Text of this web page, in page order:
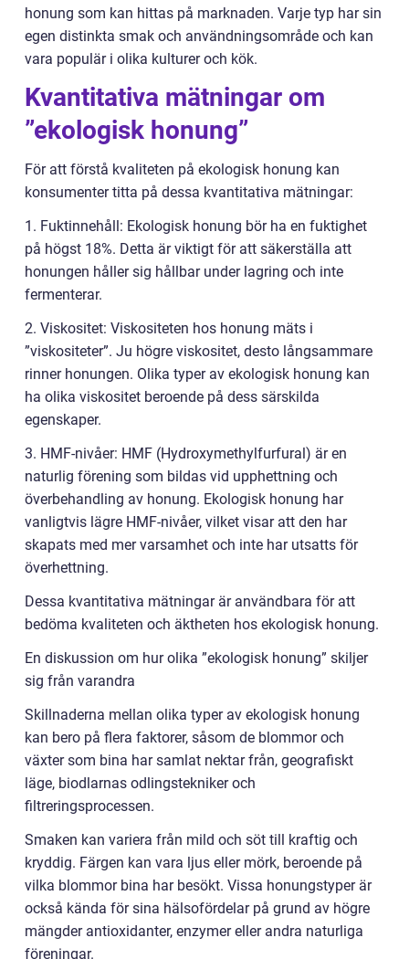
honung som kan hittas på marknaden. Varje typ har sin
egen distinkta smak och användningsområde och kan
vara populär i olika kulturer och kök.
Kvantitativa mätningar om
”ekologisk honung”
För att förstå kvaliteten på ekologisk honung kan
konsumenter titta på dessa kvantitativa mätningar:
1. Fuktinnehåll: Ekologisk honung bör ha en fuktighet
på högst 18%. Detta är viktigt för att säkerställa att
honungen håller sig hållbar under lagring och inte
fermenterar.
2. Viskositet: Viskositeten hos honung mäts i
”viskositeter”. Ju högre viskositet, desto långsammare
rinner honungen. Olika typer av ekologisk honung kan
ha olika viskositet beroende på dess särskilda
egenskaper.
3. HMF-nivåer: HMF (Hydroxymethylfurfural) är en
naturlig förening som bildas vid upphettning och
överbehandling av honung. Ekologisk honung har
vanligtvis lägre HMF-nivåer, vilket visar att den har
skapats med mer varsamhet och inte har utsatts för
överhettning.
Dessa kvantitativa mätningar är användbara för att
bedöma kvaliteten och äktheten hos ekologisk honung.
En diskussion om hur olika ”ekologisk honung” skiljer
sig från varandra
Skillnaderna mellan olika typer av ekologisk honung
kan bero på flera faktorer, såsom de blommor och
växter som bina har samlat nektar från, geografiskt
läge, biodlarnas odlingstekniker och
filtreringsprocessen.
Smaken kan variera från mild och söt till kraftig och
kryddig. Färgen kan vara ljus eller mörk, beroende på
vilka blommor bina har besökt. Vissa honungstyper är
också kända för sina hälsofördelar på grund av högre
mängder antioxidanter, enzymer eller andra naturliga
föreningar.